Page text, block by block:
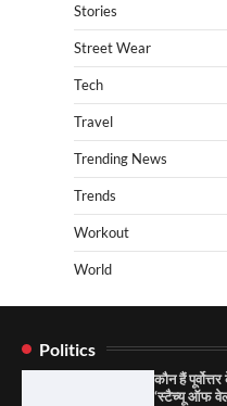
Stories
Street Wear
Tech
Travel
Trending News
Trends
Workout
World
Politics
कौन हैं
‘स्टैच्यू ऑफ